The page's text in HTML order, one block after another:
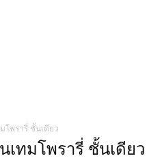
โพรารี่ ชั้นเดียว
ทมโพรารี่ ชั้นเดียว